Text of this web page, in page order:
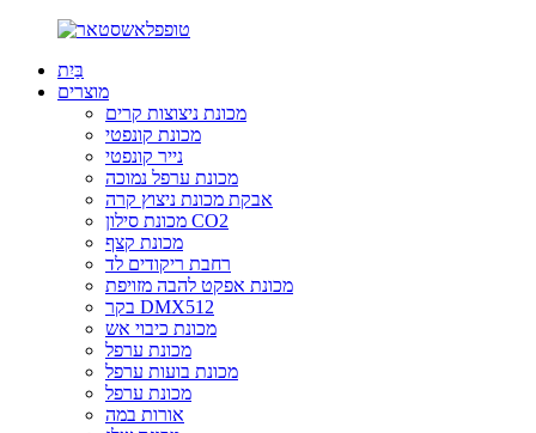
בַּיִת
מוצרים
מכונת ניצוצות קרים
מכונת קונפטי
נייר קונפטי
מכונת ערפל נמוכה
אבקת מכונת ניצוץ קרה
מכונת סילון CO2
מכונת קצף
רחבת ריקודים לד
מכונת אפקט להבה מזויפת
בקר DMX512
מכונת כיבוי אש
מכונת ערפל
מכונת בועות ערפל
מכונת ערפל
אורות במה